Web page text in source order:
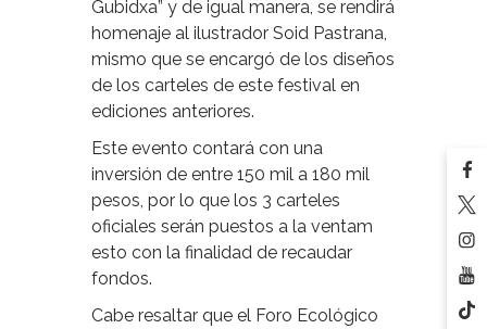
Gubidxa” y de igual manera, se rendirá
homenaje al ilustrador Soid Pastrana,
mismo que se encargó de los diseños
de los carteles de este festival en
ediciones anteriores.
Este evento contará con una
inversión de entre 150 mil a 180 mil
pesos, por lo que los 3 carteles
oficiales serán puestos a la ventam
esto con la finalidad de recaudar
fondos.
Cabe resaltar que el Foro Ecológico